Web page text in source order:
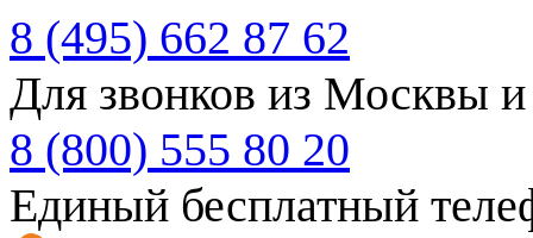
8 (495) 662 87 62
Для звонков из Москвы
8 (800) 555 80 20
Единый бесплатный